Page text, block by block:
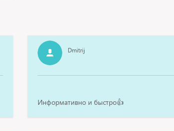
Dmitrij
Информативно и быстро👍